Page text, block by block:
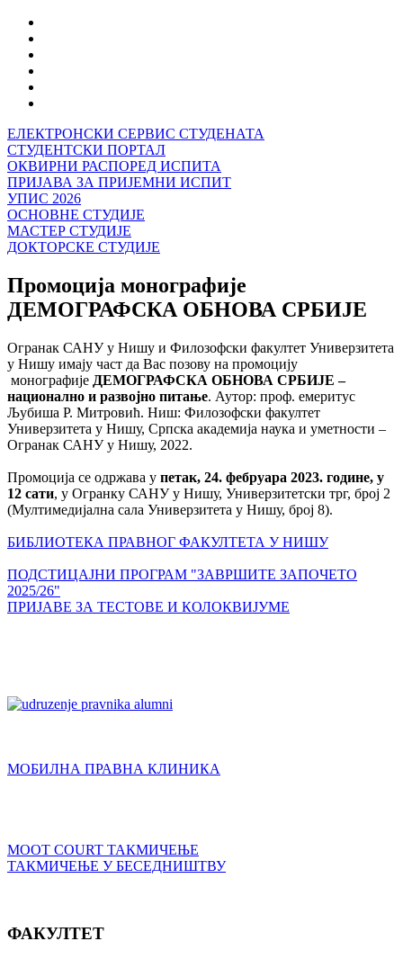
ЕЛЕКТРОНСКИ СЕРВИС СТУДЕНАТА
СТУДЕНТСКИ ПОРТАЛ
ОКВИРНИ РАСПОРЕД ИСПИТА
ПРИЈАВА ЗА ПРИЈЕМНИ ИСПИТ
УПИС 2026
ОСНОВНЕ СТУДИЈЕ
МАСТЕР СТУДИЈЕ
ДОКТОРСКЕ СТУДИЈЕ
Промоција монографије
ДЕМОГРАФСКА ОБНОВА СРБИЈЕ
Огранак САНУ у Нишу и Филозофски факултет Универзитета
у Нишу имају част да Вас позову на промоцију
монографије ДЕМОГРАФСКА ОБНОВА СРБИЈЕ –
национално и развојно питање. Аутор: проф. емеритус
Љубиша Р. Митровић. Ниш: Филозофски факултет
Универзитета у Нишу, Српска академија наука и уметности –
Огранак САНУ у Нишу, 2022.
Промоција се одржава у петак, 24. фебруара 2023. године, у
12 сати, у Огранку САНУ у Нишу, Универзитетски трг, број 2
(Мултимедијална сала Универзитета у Нишу, број 8).
БИБЛИОТЕКА ПРАВНОГ ФАКУЛТЕТА У НИШУ
ПОДСТИЦАЈНИ ПРОГРАМ "ЗАВРШИТЕ ЗАПОЧЕТО
2025/26"
ПРИЈАВЕ ЗА ТЕСТОВЕ И КОЛОКВИЈУМЕ
МОБИЛНА ПРАВНА КЛИНИКА
MOOT COURT ТАКМИЧЕЊЕ
ТАКМИЧЕЊЕ У БЕСЕДНИШТВУ
ФАКУЛТЕТ